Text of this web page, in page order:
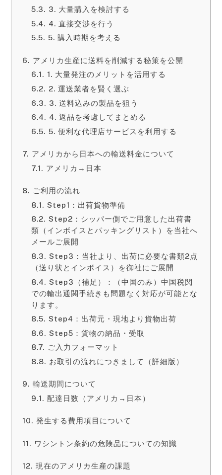
3. 大量購入を検討する
4. 直接交渉を行う
5. 購入時期を考える
アメリカ生産に送料を削減する秘策を公開
1. 大量発注のメリットを活用する
2. 運送業者を賢く選ぶ
3. 送料込みの製品を狙う
4. 返品を考慮してまとめる
5. 便利な代理店サービスを利用する
アメリカから日本への輸送料金について
アメリカ→日本
ご利用の流れ
Step1：出荷貨物準備
Step2：シッパー側でご用意した出荷書
類（インボイスとパッキングリスト）を当社へ
メールご展開
Step3：当社より、出荷に必要な書類2点
（送り状とインボイス）を御社にご展開
Step3（補足）：（中国のみ）中国税関
での輸出通関手続きも問題なく対応が可能とな
ります。
Step4：出荷元・現地より貨物出荷
Step5：貨物の納品・受取
ご入力フォーマット
お取引の流れにつきまして（詳細版）
輸送期間について
配達日数（アメリカ→日本）
発生する費用項目について
ワシントン条約の危険品についての知識
現在のアメリカ生産の課題